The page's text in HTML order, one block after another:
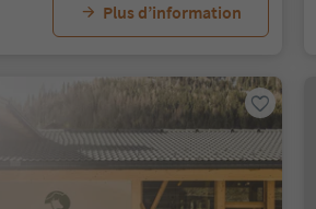
Plus d’information